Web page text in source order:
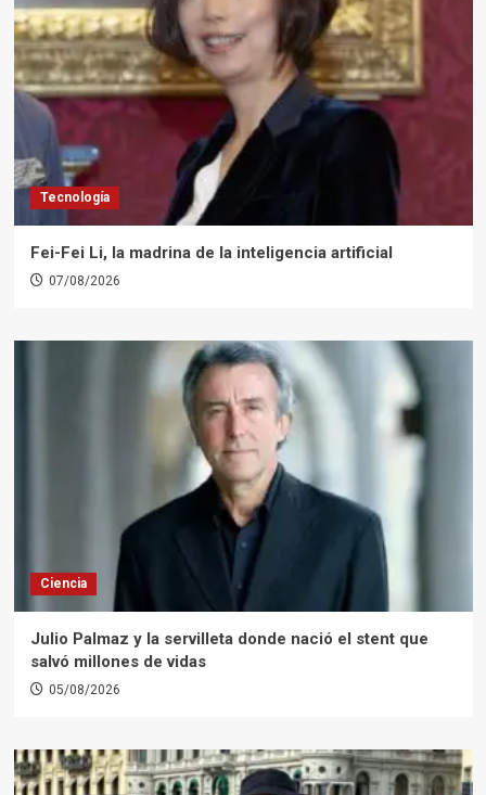
Tecnología
Fei-Fei Li, la madrina de la inteligencia artificial
07/08/2026
Ciencia
Julio Palmaz y la servilleta donde nació el stent que
salvó millones de vidas
05/08/2026